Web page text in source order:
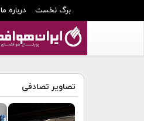
برگ نخست درباره ما
تصاویر تصادفی